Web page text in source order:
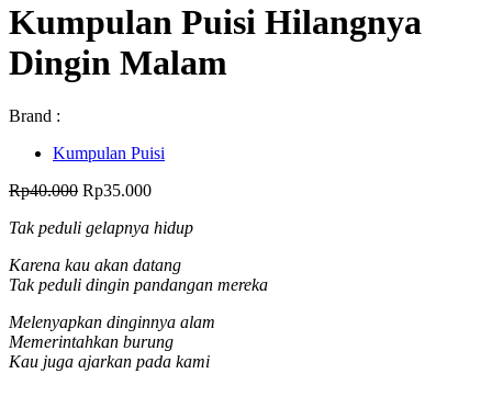
Kumpulan Puisi Hilangnya
Dingin Malam
Brand :
Kumpulan Puisi
Rp40.000 Harga
adalah:
Rp35.000Harga
ini
Rp35.000.
Tak peduli gelapnya hidup
Karena kau akan datang
Tak peduli dingin pandangan mereka
Melenyapkan dinginnya alam
Memerintahkan burung
Kau juga ajarkan pada kami